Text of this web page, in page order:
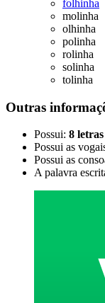
folhinha
molinha
olhinha
polinha
rolinha
solinha
tolinha
Outras
Possui: 8 letras
Possui as
Possui as
A palavra